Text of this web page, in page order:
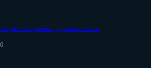
Задержка, да, может быть.